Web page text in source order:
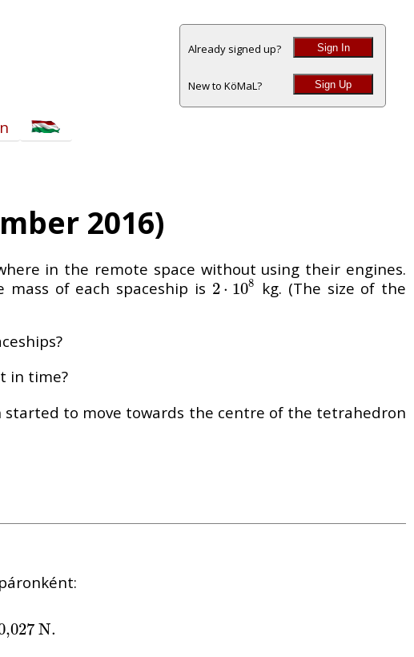
Already signed up? Sign In
New to KöMaL? Sign Up
2016)
in the remote space without using their engines.
of each spaceship is 2 ⋅ 108
2 ⋅108 kg. (The size of the
in time?
started to move towards the centre of the tetrahedron
N.
=0,027